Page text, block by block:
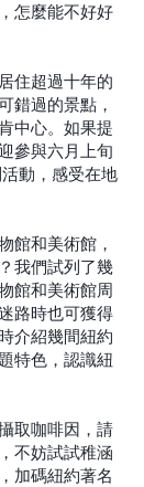
怎麼能不好好
住超過十年的
錯過的景點，
中心。如果提
參與六月上旬
活動，感受在地
館和美術館，
我們試列了幾
館和美術館周
路時也可獲得
介紹幾間紐約
特色，認識紐
取咖啡因，請
不妨試試稚涵
加碼紐約著名